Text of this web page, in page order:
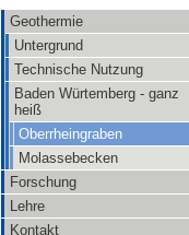
Geothermie
Untergrund
Technische Nutzung
Baden Würtemberg - ganz
heiß
Oberrheingraben
Molassebecken
Forschung
Lehre
Kontakt